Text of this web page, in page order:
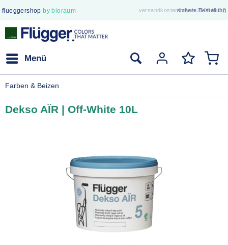
flueggershop by bioraum versandkostenfrei ab 250€ in DE
sichere Bestellung
Menü
Farben & Beizen
Dekso AÏR | Off-White 10L